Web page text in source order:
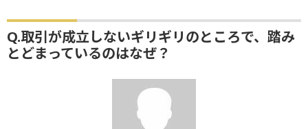
Q.取引が成立しないギリギリのところで、踏み
とどまっているのはなぜ？